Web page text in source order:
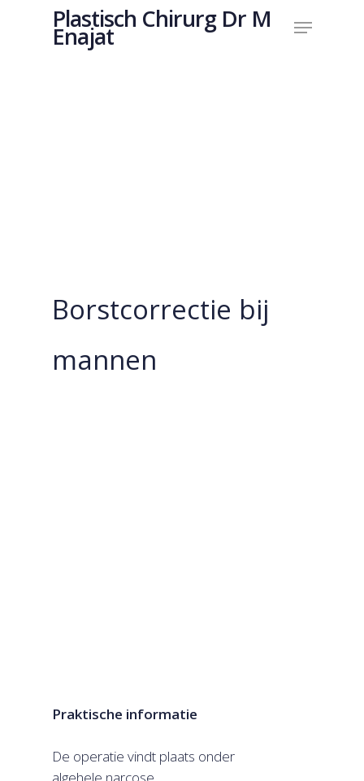
Plastisch Chirurg Dr M
Enajat
Borstcorrectie bij
mannen
Praktische informatie
De operatie vindt plaats onder
algehele narcose.